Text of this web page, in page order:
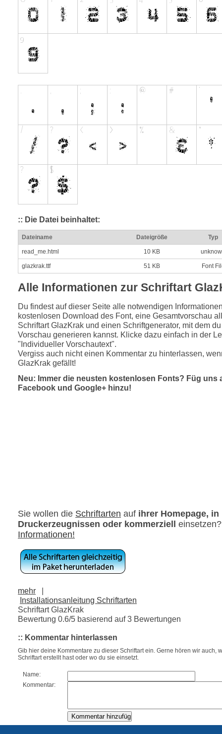
:: Die Datei beinhaltet:
Dateiname Dateigröße Typ
read_me.html 10 KB
glazkrak.ttf 51 KB Font
Alle Informationen zur Schriftart
Du findest auf dieser Seite alle notwendigen
kostenlosen Download des Font, eine Gesamtvorschau
Schriftart GlazKrak und einen Schriftgenerator, mit dem
Vorschau generieren kannst. Klicke dazu einfach in der
"Individueller Vorschautext".
Vergiss auch nicht einen Kommentar zu hinterlassen,
GlazKrak gefällt!
Neu: Immer die neusten kostenlosen Fonts? Füg uns
Facebook und Google+ hinzu!
Sie wollen die Schriftarten auf ihrer Homepage, in
Druckerzeugnissen oder kommerziell
Informationen!
mehr
|
Installationsanleitung Schriftarten
Schriftart GlazKrak
Bewertung 0.6/5 basierend auf3 Bewertungen
:: Kommentar hinterlassen
Gib hier deine Kommentare zu dieser Schriftart ein. Gerne hören wir auch,
Schriftart erstellt hast oder wo du sie einsetzt.
Name:
Kommentar: